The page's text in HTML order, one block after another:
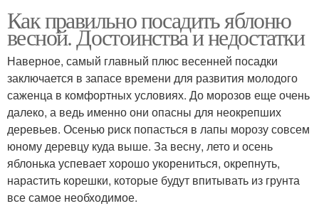
Как правильно посадить яблоню
весной. Достоинства и недостатки
Наверное, самый главный плюс весенней посадки
заключается в запасе времени для развития молодого
саженца в комфортных условиях. До морозов еще очень
далеко, а ведь именно они опасны для неокрепших
деревьев. Осенью риск попасться в лапы морозу совсем
юному деревцу куда выше. За весну, лето и осень
яблонька успевает хорошо укорениться, окрепнуть,
нарастить корешки, которые будут впитывать из грунта
все самое необходимое.